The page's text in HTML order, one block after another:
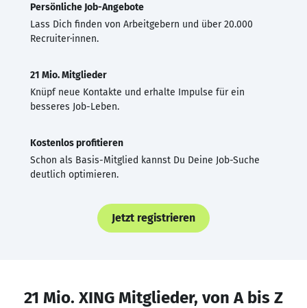
Persönliche Job-Angebote
Lass Dich finden von Arbeitgebern und über 20.000
Recruiter·innen.
21 Mio. Mitglieder
Knüpf neue Kontakte und erhalte Impulse für ein
besseres Job-Leben.
Kostenlos profitieren
Schon als Basis-Mitglied kannst Du Deine Job-Suche
deutlich optimieren.
Jetzt registrieren
21 Mio. XING Mitglieder, von A bis Z